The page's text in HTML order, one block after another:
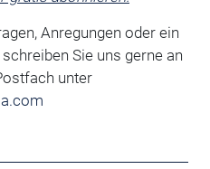
Anregungen oder ein
schreiben Sie uns gerne an
unter